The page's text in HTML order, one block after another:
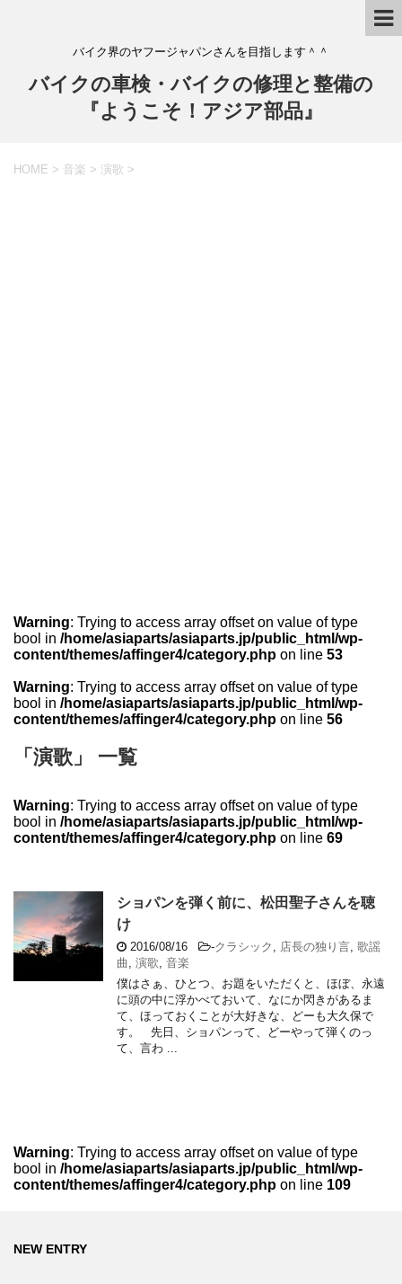
バイク界のヤフージャパンさんを目指します＾＾
バイクの車検・バイクの修理と整備の
『ようこそ！アジア部品』
HOME > 音楽 > 演歌 >
Warning: Trying to access array offset on value of type
bool in /home/asiaparts/asiaparts.jp/public_html/wp-
content/themes/affinger4/category.php on line 53
Warning: Trying to access array offset on value of type
bool in /home/asiaparts/asiaparts.jp/public_html/wp-
content/themes/affinger4/category.php on line 56
「演歌」 一覧
Warning: Trying to access array offset on value of type
bool in /home/asiaparts/asiaparts.jp/public_html/wp-
content/themes/affinger4/category.php on line 69
ショパンを弾く前に、松田聖子さんを聴
け
2016/08/16 -クラシック 店長の独り言 歌謡
曲 演歌 音楽
僕はさぁ、ひとつ、お題をいただくと、ほぼ、永遠
に頭の中に浮かべておいて、なにか閃きがあるま
て、ほっておくことが大好きな、どーも大久保で
す。 先日、ショパンって、どーやって弾くのっ
て、言わ ...
Warning: Trying to access array offset on value of type
bool in /home/asiaparts/asiaparts.jp/public_html/wp-
content/themes/affinger4/category.php on line 109
NEW ENTRY